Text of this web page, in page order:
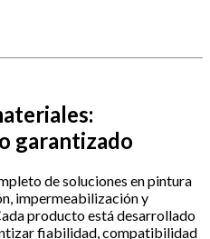
garantizado
de soluciones en pintura
impermeabilización y
producto está desarrollado
fiabilidad, compatibilidad